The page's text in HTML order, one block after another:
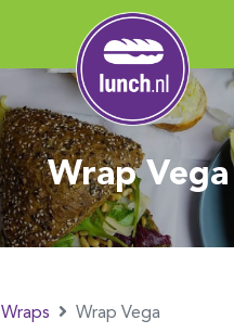
Wrap Vega
Wraps Wrap Vega